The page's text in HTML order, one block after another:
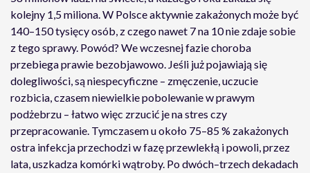
kolejny 1,5 miliona. W Polsce aktywnie zakażonych może być
140–150 tysięcy osób, z czego nawet 7 na 10 nie zdaje sobie
z tego sprawy. Powód? We wczesnej fazie choroba
przebiega prawie bezobjawowo. Jeśli już pojawiają się
dolegliwości, są niespecyficzne – zmęczenie, uczucie
rozbicia, czasem niewielkie pobolewanie w prawym
podżebrzu – łatwo więc zrzucić je na stres czy
przepracowanie. Tymczasem u około 75–85 % zakażonych
ostra infekcja przechodzi w fazę przewlekłą i powoli, przez
lata, uszkadza komórki wątroby. Po dwóch–trzech dekadach